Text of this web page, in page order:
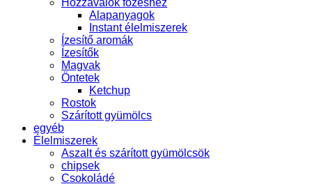
Alapanyagok
Instant élelmiszerek
Ízesítő aromák
Ízesítők
Magvak
Öntetek
Ketchup
Rostok
Szárított gyümölcs
egyéb
Élelmiszerek
Aszalt és szárított gyümölcsök
chipsek
Csokoládé